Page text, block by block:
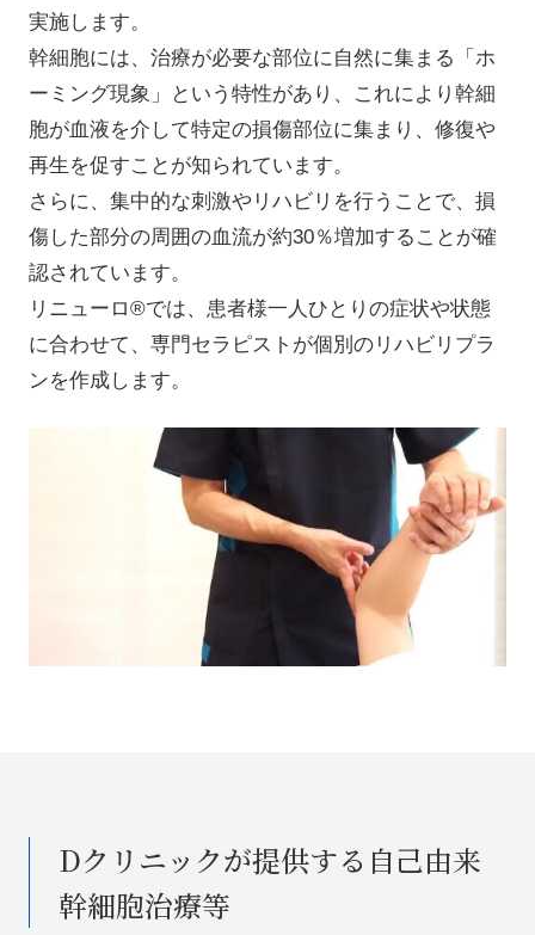
実施します。
幹細胞には、治療が必要な部位に自然に集まる「ホ
ーミング現象」という特性があり、これにより幹細
胞が血液を介して特定の損傷部位に集まり、修復や
再生を促すことが知られています。
さらに、集中的な刺激やリハビリを行うことで、損
傷した部分の周囲の血流が約30％増加することが確
認されています。
リニューロ®では、患者様一人ひとりの症状や状態
に合わせて、専門セラピストが個別のリハビリプラ
ンを作成します。
Dクリニックが提供する自己由来
幹細胞治療等